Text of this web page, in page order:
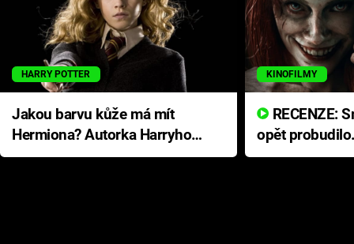
HARRY POTTER
Jakou barvu kůže má mít
Hermiona? Autorka Harryho
Pottera přišla s ráznou
KINOFILMY
opět
přichází s